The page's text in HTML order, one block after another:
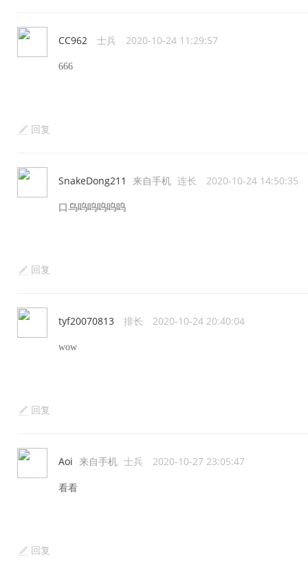
CC962 士兵 2020-10-24 11:29:57
666
回复
SnakeDong211 来自手机 连长 2020-10-24 14:50:35
口乌呜呜呜呜呜
回复
tyf20070813 排长 2020-10-24 20:40:04
wow
回复
Aoi 来自手机 士兵 2020-10-27 23:05:47
看看
回复